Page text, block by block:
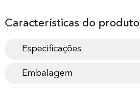
Características do produto
Especificações
Embalagem